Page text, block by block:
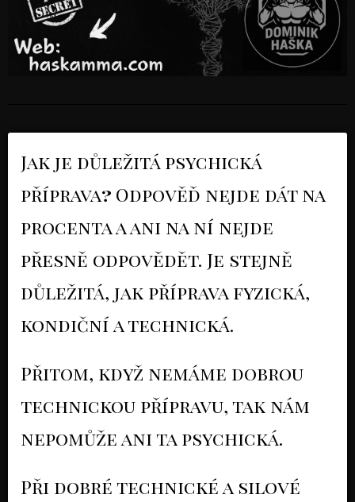
Jak je důležitá psychická
příprava? Odpověď nejde dát na
procenta a ani na ní nejde
přesně odpovědět. Je stejně
důležitá, jak příprava fyzická,
kondiční a technická.
Přitom, když nemáme dobrou
technickou přípravu, tak nám
nepomůže ani ta psychická.
Při dobré technické a silové